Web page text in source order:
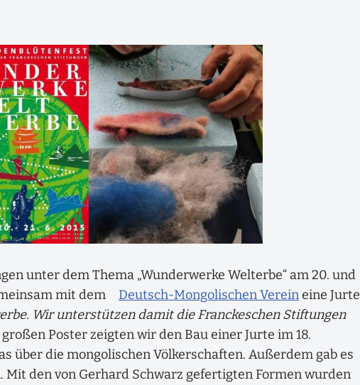
unter dem Thema „Wunderwerke Welterbe“ am 20. und
mit dem
Deutsch-Mongolischen Verein eine Jurte
Wir unterstützen damit die Franckeschen Stiftungen
Poster zeigten wir den Bau einer Jurte im 18.
über die mongolischen Völkerschaften. Außerdem gab es
den von Gerhard Schwarz gefertigten Formen wurden